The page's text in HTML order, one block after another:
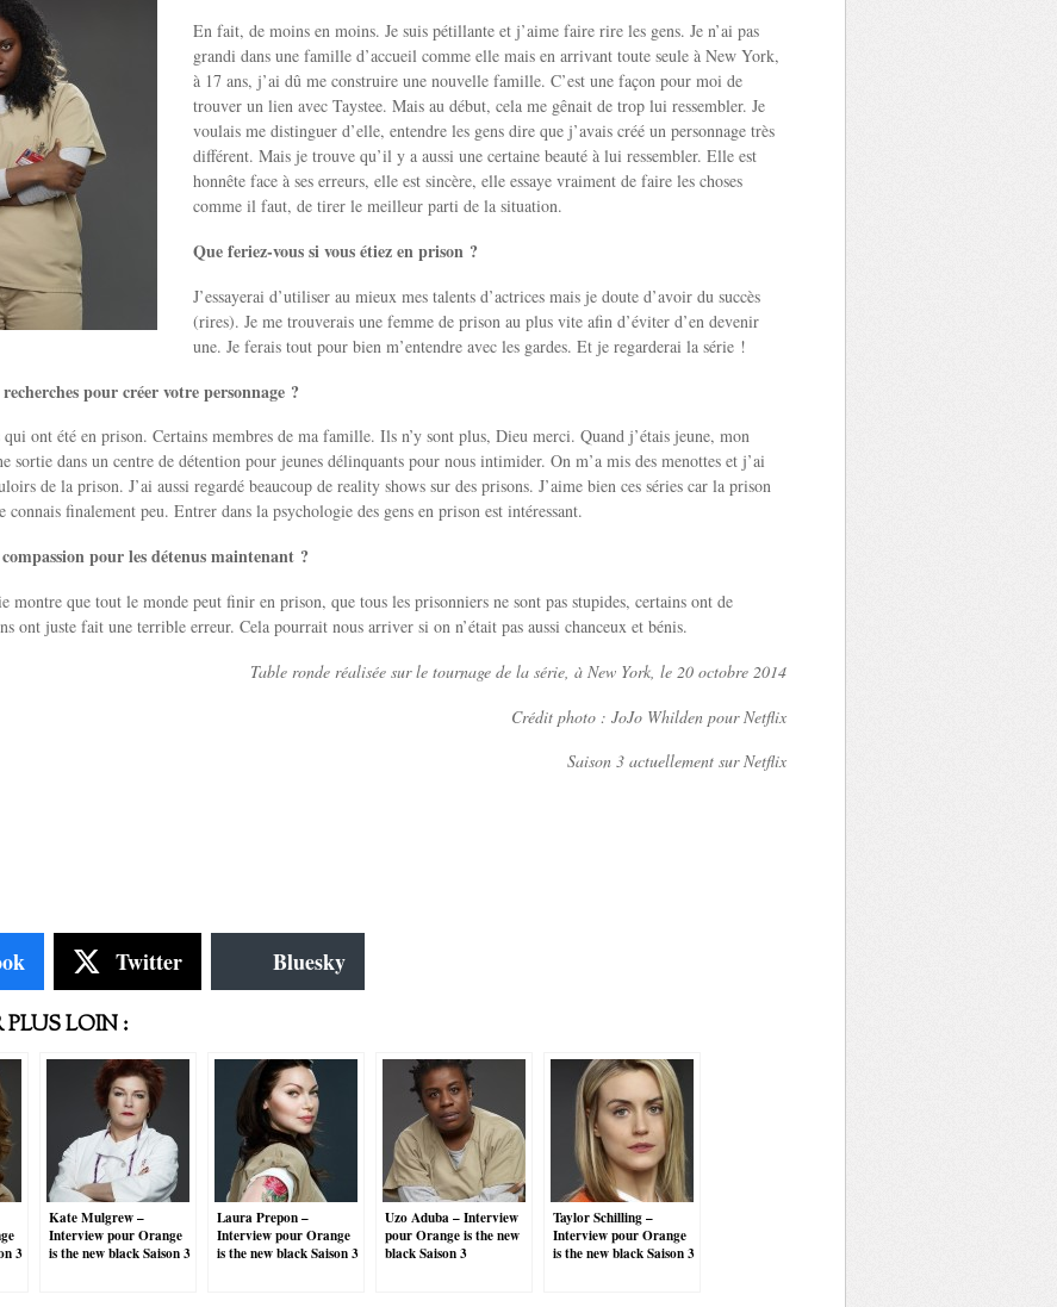
En fait, de moins en moins. Je suis pétillante et j’aime faire rire les gens. Je n’ai pas
grandi dans une famille d’accueil comme elle mais en arrivant toute seule à New York,
à 17 ans, j’ai dû me construire une nouvelle famille. C’est une façon pour moi de
trouver un lien avec Taystee. Mais au début, cela me gênait de trop lui ressembler. Je
voulais me distinguer d’elle, entendre les gens dire que j’avais créé un personnage très
différent. Mais je trouve qu’il y a aussi une certaine beauté à lui ressembler. Elle est
honnête face à ses erreurs, elle est sincère, elle essaye vraiment de faire les choses
comme il faut, de tirer le meilleur parti de la situation.
Que feriez-vous si vous étiez en prison ?
J’essayerai d’utiliser au mieux mes talents d’actrices mais je doute d’avoir du succès
(rires). Je me trouverais une femme de prison au plus vite afin d’éviter d’en devenir
une. Je ferais tout pour bien m’entendre avec les gardes. Et je regarderai la série !
pour créer votre personnage ?
qui ont été en prison. Certains membres de ma famille. Ils n’y sont plus, Dieu merci. Quand j’étais jeune, mon
sortie dans un centre de détention pour jeunes délinquants pour nous intimider. On m’a mis des menottes et j’ai
de la prison. J’ai aussi regardé beaucoup de reality shows sur des prisons. J’aime bien ces séries car la prison
connais finalement peu. Entrer dans la psychologie des gens en prison est intéressant.
pour les détenus maintenant ?
montre que tout le monde peut finir en prison, que tous les prisonniers ne sont pas stupides, certains ont de
ont juste fait une terrible erreur. Cela pourrait nous arriver si on n’était pas aussi chanceux et bénis.
Table ronde réalisée sur le tournage de la série, à New York, le 20 octobre 2014
Crédit photo : JoJo Whilden pour Netflix
Saison 3 actuellement sur Netflix
Twitter Bluesky
PLUS LOIN :
3
Kate Mulgrew –
Interview pour Orange
is the new black Saison 3
Laura Prepon –
Interview pour Orange
is the new black Saison 3
Uzo Aduba – Interview
pour Orange is the new
black Saison 3
Taylor Schilling –
Interview pour Orange
is the new black Saison 3